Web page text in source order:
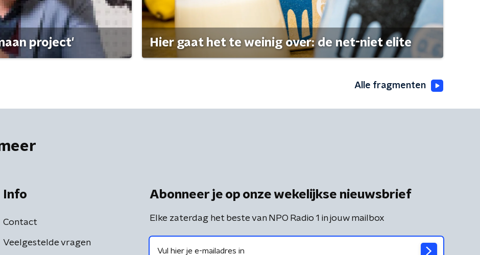
project' Hier gaat het te weinig over: de net-niet elite
Alle fragmenten
Info
Contact
Veelgestelde vragen
Abonneer je op onze wekelijkse nieuwsbrief
Elke zaterdag het beste van NPO Radio 1 in jouw mailbox